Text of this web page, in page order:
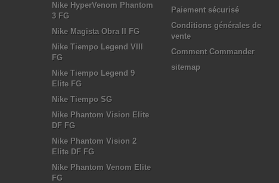
Nike HyperVenom Phantom
3 FG
Nike Magista Obra II FG
Nike Tiempo Legend VIII
FG
Nike Tiempo Legend 9
Elite FG
Nike Tiempo SG
Nike Phantom Vision Elite
DF FG
Nike Phantom Vision 2
Elite DF FG
Nike Phantom Venom Elite
FG
Paiement sécurisé
Conditions générales de
vente
Comment Commander
sitemap